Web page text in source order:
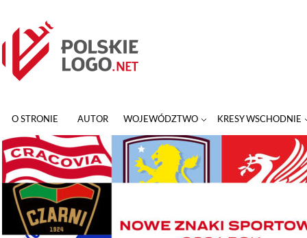
O STRONIE AUTOR WOJEWÓDZTWO KRESY WSCHODNIE